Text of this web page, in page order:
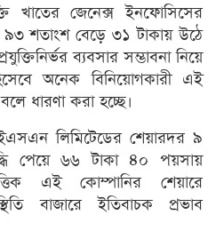
খাতের জেনেক্স ইনফোসিসের
শতাংশ বেড়ে ৩১ টাকায় উঠে
ব্যবসার সম্ভাবনা নিয়ে
অনেক বিনিয়োগকারী এই
ধারণা করা হচ্ছে।
লিমিটেডের শেয়ারদর ৯
পেয়ে ৬৬ টাকা ৪০ পয়সায়
এই কোম্পানির শেয়ারে
বাজারে ইতিবাচক প্রভাব